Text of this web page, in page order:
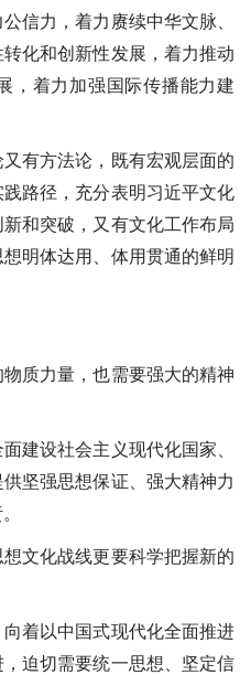
信力，着力赓续中华文脉、
化和创新性发展，着力推动
，着力加强国际传播能力建
有方法论，既有宏观层面的
路径，充分表明习近平文化
和突破，又有文化工作布局
明体达用、体用贯通的鲜明
质力量，也需要强大的精神
建设社会主义现代化国家、
坚强思想保证、强大精神力
文化战线更要科学把握新的
着以中国式现代化全面推进
迫切需要统一思想、坚定信